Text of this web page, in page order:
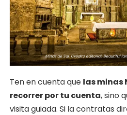
Minas de Sal. Crédito editorial: Beautiful
Ten en cuenta que las minas
recorrer por tu cuenta, sino
visita guiada. Si la contratas